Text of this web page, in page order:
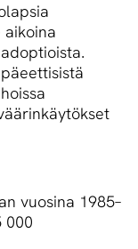
aikoina
vuosina 1985–
000